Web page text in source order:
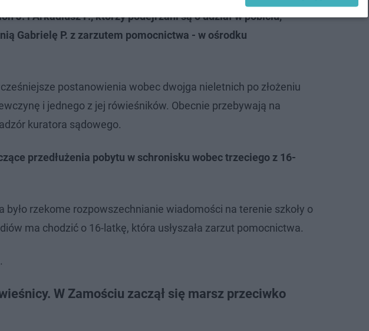
J. i Arkadiusz P., którzy podejrzani są o udział w pobiciu,
Gabrielę P. z zarzutem pomocnictwa - w ośrodku
postanowienia wobec dwojga nieletnich po złożeniu
i jednego z jej rówieśników. Obecnie przebywają na
kuratora sądowego.
przedłużenia pobytu w schronisku wobec trzeciego z 16-
rzekome rozpowszechnianie wiadomości na terenie szkoły o
ma chodzić o 16-latkę, która usłyszała zarzut pomocnictwa.
W Zamościu zaczął się marsz przeciwko